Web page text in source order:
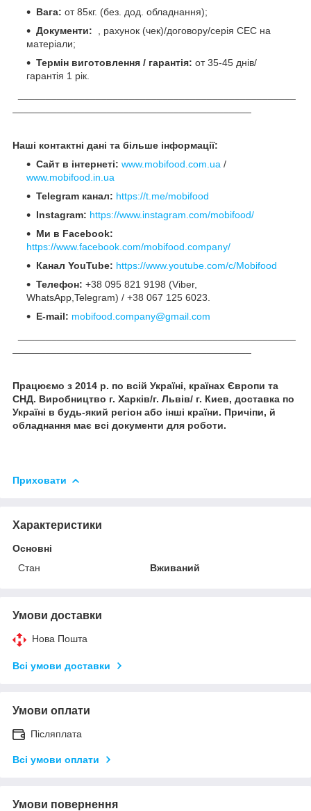
Вага: от 85кг. (без. дод. обладнання);
Документи: , рахунок (чек)/договору/серія СЕС на
матеріали;
Термін виготовлення / гарантія: от 35-45 днів/
гарантія 1 рік.
Наші контактні дані та більше інформації:
Сайт в інтернеті: www.mobifood.com.ua /
www.mobifood.in.ua
Telegram канал: https://t.me/mobifood
Instagram: https://www.instagram.com/mobifood/
Ми в Facebook:
https://www.facebook.com/mobifood.company/
Канал YouTube: https://www.youtube.com/c/Mobifood
Телефон: +38 095 821 9198 (Viber,
WhatsApp,Telegram) / +38 067 125 6023.
E-mail: mobifood.company@gmail.com
Працюємо з 2014 р. по всій Україні, країнах Європи та
СНД. Виробництво г. Харків/г. Львів/ г. Киев, доставка по
Україні в будь-який регіон або інші країни. Причіпи, й
обладнання має всі документи для роботи.
Приховати
Характеристики
Основні
Стан
Вживаний
Умови доставки
Нова Пошта
Всі умови доставки
Умови оплати
Післяплата
Всі умови оплати
Умови повернення